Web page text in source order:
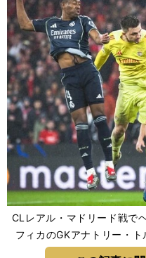
CLレアル・マドリード戦で
フィカのGKアナトリー